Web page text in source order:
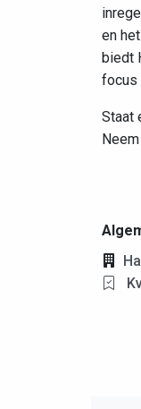
en
biedt
focus
Staat